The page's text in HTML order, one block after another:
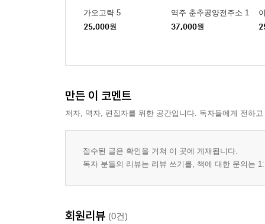
가오고략 5
25,000원
역주 춘추공양전주소 1
37,000원
만든 이 코멘트
저자, 역자, 편집자를 위한 공간입니다. 독자들에게 전하
접수된 글은 확인을 거쳐 이 곳에 게재됩니다.
독자 분들의 리뷰는 리뷰 쓰기를, 책에 대한 문의는
회원리뷰 (0건)